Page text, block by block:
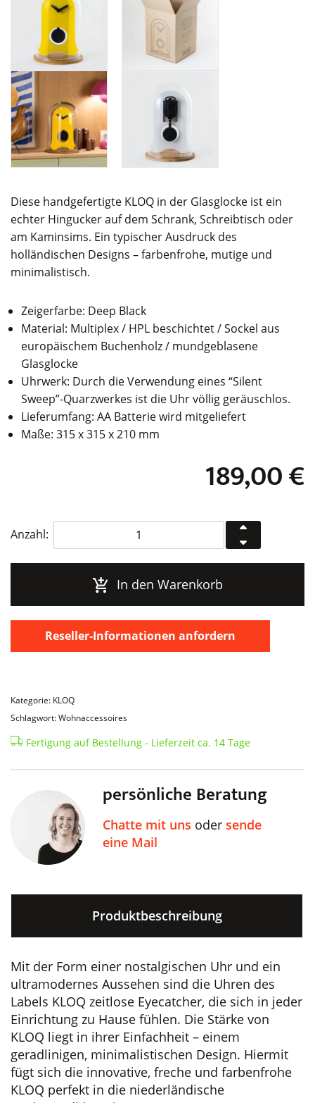
Diese handgefertigte KLOQ in der Glasglocke ist ein
echter Hingucker auf dem Schrank, Schreibtisch oder
am Kaminsims. Ein typischer Ausdruck des
holländischen Designs – farbenfrohe, mutige und
minimalistisch.
Zeigerfarbe: Deep Black
Material: Multiplex / HPL beschichtet / Sockel aus
europäischem Buchenholz / mundgeblasene
Glasglocke
Uhrwerk: Durch die Verwendung eines “Silent
Sweep”-Quarzwerkes ist die Uhr völlig geräuschlos.
Lieferumfang: AA Batterie wird mitgeliefert
Maße: 315 x 315 x 210 mm
189,00€
Anzahl:
Glockenuhr
Signal
In den Warenkorb
Reseller-Informationen anfordern
Kategorie: KLOQ
Schlagwort: Wohnaccessoires
Fertigung auf Bestellung - Lieferzeit ca. 14 Tage
persönliche Beratung
Chatte mit uns oder sende
eine Mail
Produktbeschreibung
Mit der Form einer nostalgischen Uhr und ein
ultramodernes Aussehen sind die Uhren des
Labels KLOQ zeitlose Eyecatcher, die sich in jeder
Einrichtung zu Hause fühlen. Die Stärke von
KLOQ liegt in ihrer Einfachheit – einem
geradlinigen, minimalistischen Design. Hiermit
fügt sich die innovative, freche und farbenfrohe
KLOQ perfekt in die niederländische